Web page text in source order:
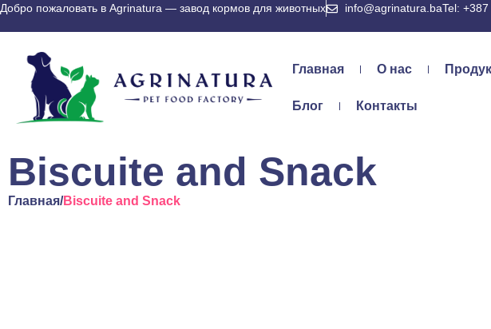
Добро пожаловать в Agrinatura — завод кормов для животных info@agrinatura.baTel:
Главная О нас
Блог Контакты
Biscuite and Snack
Главная/Biscuite and Snack